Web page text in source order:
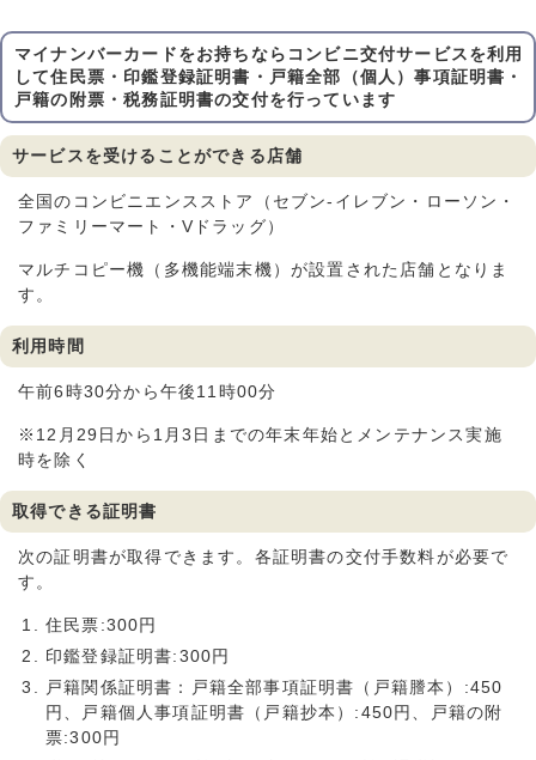
マイナンバーカードをお持ちならコンビニ交付サービスを利用
して住民票・印鑑登録証明書・戸籍全部（個人）事項証明書・
戸籍の附票・税務証明書の交付を行っています
サービスを受けることができる店舗
全国のコンビニエンスストア（セブン-イレブン・ローソン・
ファミリーマート・Vドラッグ）
マルチコピー機（多機能端末機）が設置された店舗となりま
す。
利用時間
午前6時30分から午後11時00分
※12月29日から1月3日までの年末年始とメンテナンス実施
時を除く
取得できる証明書
次の証明書が取得できます。各証明書の交付手数料が必要で
す。
住民票:300円
印鑑登録証明書:300円
戸籍関係証明書：戸籍全部事項証明書（戸籍謄本）:450
円、戸籍個人事項証明書（戸籍抄本）:450円、戸籍の附
票:300円